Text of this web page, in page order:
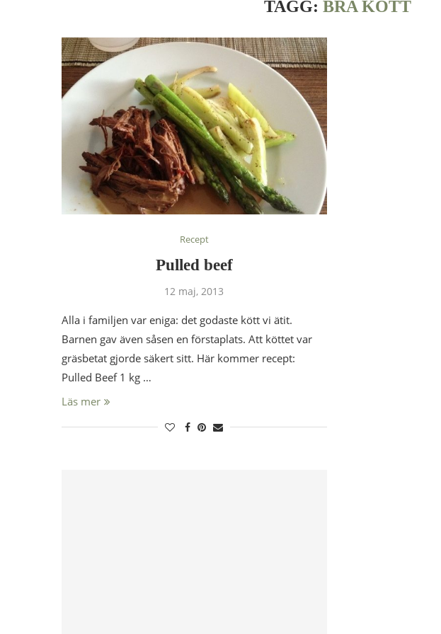
TAGG: BRA KÖTT
Recept
Pulled beef
12 maj, 2013
Alla i familjen var eniga: det godaste kött vi ätit.
Barnen gav även såsen en förstaplats. Att köttet var
gräsbetat gjorde säkert sitt. Här kommer recept:
Pulled Beef 1 kg …
Läs mer